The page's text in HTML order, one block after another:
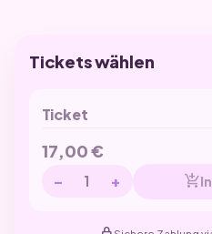
Tickets wählen
Ticket
17,00€
− + add_shopping_cart